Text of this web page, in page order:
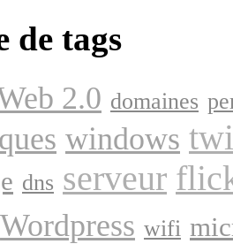
de tags
2.0 domaines
windows
dns serveur
Wordpress wifi